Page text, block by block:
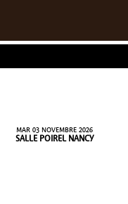
MAR 03 NOVEMBRE 2026
SALLE POIREL NANCY